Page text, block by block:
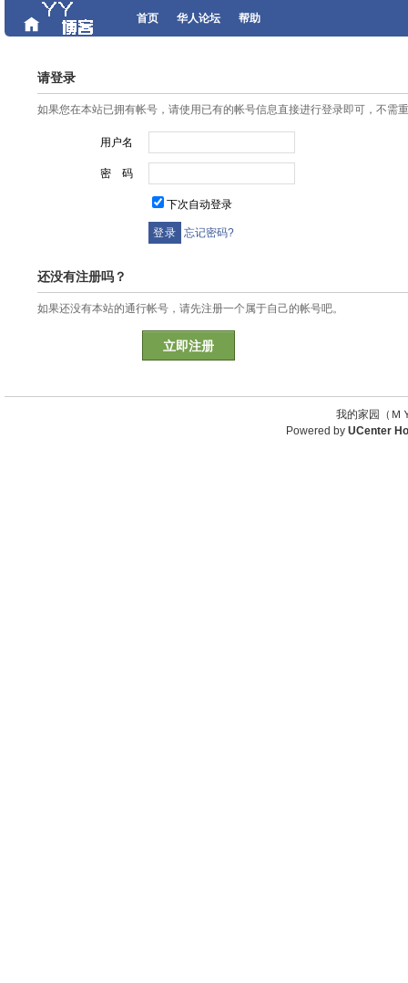
首页 华人论坛 帮助
请登录
如果您在本站已拥有帐号，请使用已有的帐号信息直接进行登录即可，不需
用户名
密 码
下次自动登录
忘记密码?
还没有注册吗？
如果还没有本站的通行帐号，请先注册一个属于自己的帐号吧。
立即注册
我的家园（
Powered by UCenter